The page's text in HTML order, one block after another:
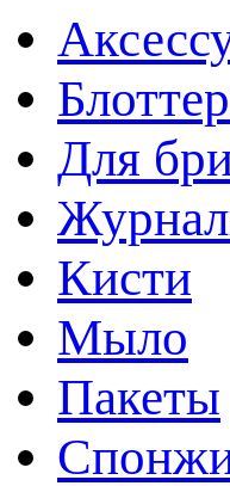
Для
Кисти
Мыло
Пакеты